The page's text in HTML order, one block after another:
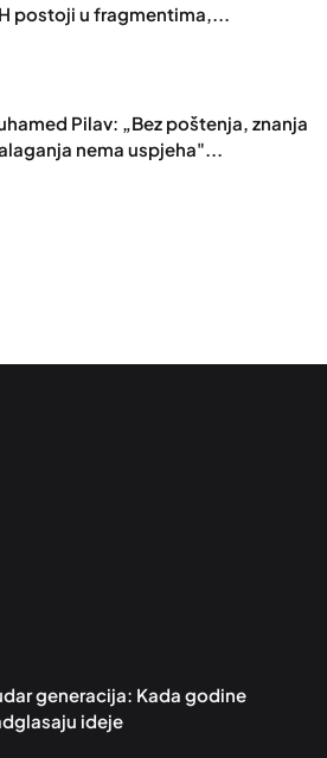
postoji u fragmentima,...
Pilav: „Bez poštenja, znanja
nema uspjeha"...
generacija: Kada godine
ideje